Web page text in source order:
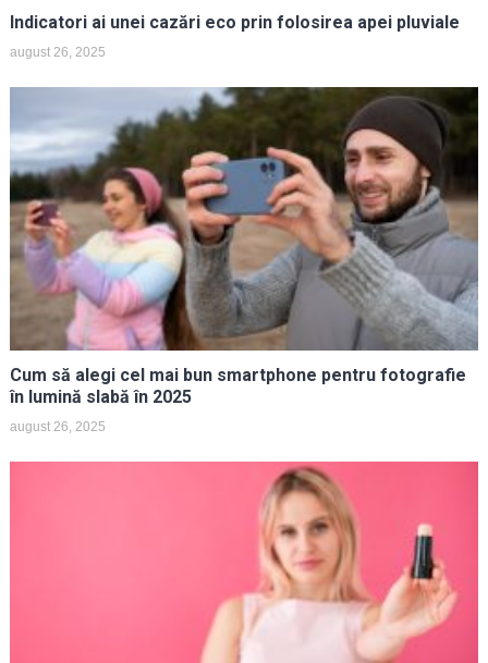
Indicatori ai unei cazări eco prin folosirea apei pluviale
august 26, 2025
Cum să alegi cel mai bun smartphone pentru fotografie
în lumină slabă în 2025
august 26, 2025